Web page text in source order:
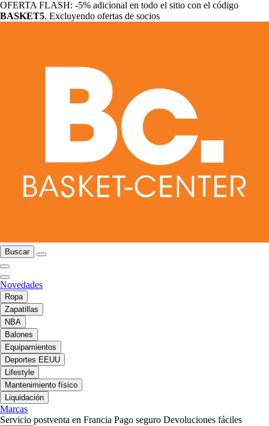
OFERTA FLASH: -5% adicional en todo el sitio con el código
BASKET5. Excluyendo ofertas de socios
Buscar
Novedades
Ropa
Zapatillas
NBA
Balones
Equipamientos
Deportes EEUU
Lifestyle
Mantenimiento físico
Liquidación
Marcas
Servicio postventa en Francia Pago seguro Devoluciones fáciles